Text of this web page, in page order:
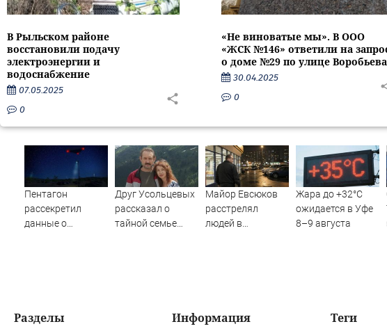
В Рыльском районе
восстановили подачу
электроэнергии и
водоснабжение
07.05.2025
0
«Не виноватые мы». В ООО
«ЖСК №146» ответили на
о доме №29 по улице Воробьева
30.04.2025
0
Пентагон
рассекретил
данные о
Друг Усольцевых
рассказал о
тайной семье
Майор Евсюков
расстрелял
людей в
Жара до +32°C
ожидается в Уфе
8–9 августа
Теги
Разделы Информация